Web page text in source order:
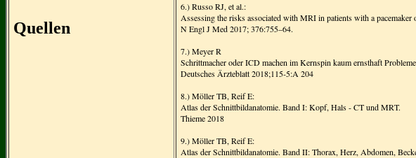
Quellen
6.) Russo RJ, et al.:
Assessing the risks associated with MRI in patients with a pacemaker
N Engl J Med 2017; 376:755–64.
7.) Meyer R
Schrittmacher oder ICD machen im Kernspin kaum ernsthaft
Deutsches Ärzteblatt 2018;115-5:A 204
8.) Möller TB, Reif E:
Atlas der Schnittbildanatomie. Band I: Kopf, Hals - CT und MRT.
Thieme 2018
9.) Möller TB, Reif E:
Atlas der Schnittbildanatomie. Band II: Thorax, Herz, Abdomen,